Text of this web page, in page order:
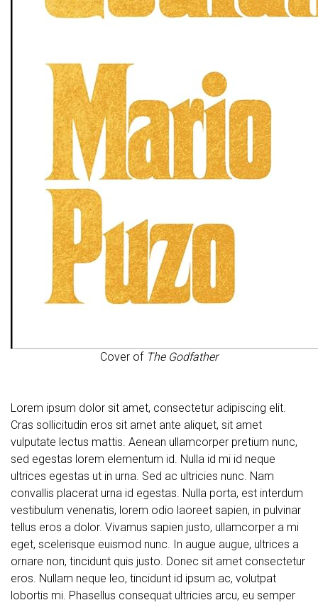
Cover of The Godfather
Lorem ipsum dolor sit amet, consectetur adipiscing elit.
Cras sollicitudin eros sit amet ante aliquet, sit amet
vulputate lectus mattis. Aenean ullamcorper pretium nunc,
sed egestas lorem elementum id. Nulla id mi id neque
ultrices egestas ut in urna. Sed ac ultricies nunc. Nam
convallis placerat urna id egestas. Nulla porta, est interdum
vestibulum venenatis, lorem odio laoreet sapien, in pulvinar
tellus eros a dolor. Vivamus sapien justo, ullamcorper a mi
eget, scelerisque euismod nunc. In augue augue, ultrices a
ornare non, tincidunt quis justo. Donec sit amet consectetur
eros. Nullam neque leo, tincidunt id ipsum ac, volutpat
lobortis mi. Phasellus consequat ultricies arcu, eu semper